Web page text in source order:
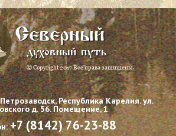
Северный
духовный путь
© Copyright 2017 Все права защищены.
Республика Карелия. ул.
д. 56. Помещение, 1
+7 (8142) 76-23-88